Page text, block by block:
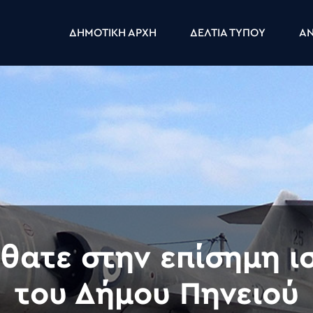
ΔΗΜΟΤΙΚΗ ΑΡΧΗ ΔΕΛΤΙΑ ΤΥΠΟΥ
στην επίσημη
του Δήμου Πηνειού